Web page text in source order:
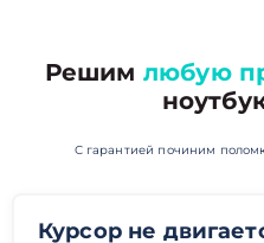
Решим любую
С гарантией починим
Курсор не